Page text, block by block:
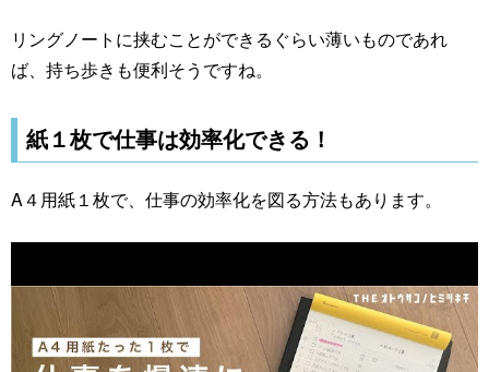
リングノートに挟むことができるぐらい薄いものであれ
ば、持ち歩きも便利そうですね。
紙１枚で仕事は効率化できる！
A４用紙１枚で、仕事の効率化を図る方法もあります。